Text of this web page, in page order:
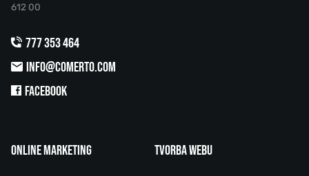
612 00
777 353 464
INFO@COMERTO.COM
FACEBOOK
ONLINE MARKETING TVORBA WEBU